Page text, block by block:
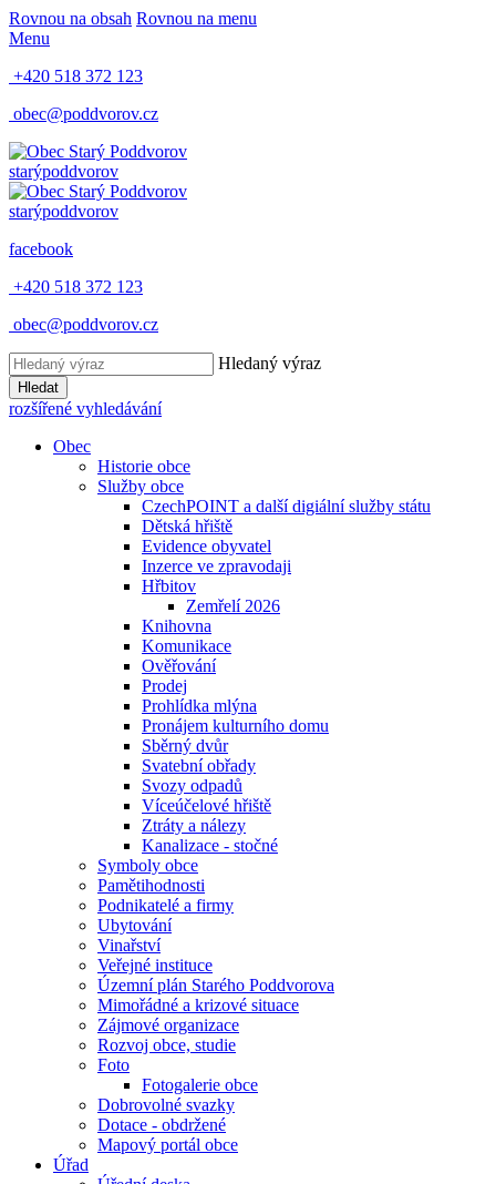
Rovnou na obsah Rovnou na menu
Menu
+420 518 372 123
obec@poddvorov.cz
starýpoddvorov
starýpoddvorov
facebook
+420 518 372 123
obec@poddvorov.cz
Hledaný výraz
Hledat
rozšířené vyhledávání
Obec
Historie obce
Služby obce
CzechPOINT a další digiální služby státu
Dětská hřiště
Evidence obyvatel
Inzerce ve zpravodaji
Hřbitov
Zemřelí 2026
Knihovna
Komunikace
Ověřování
Prodej
Prohlídka mlýna
Pronájem kulturního domu
Sběrný dvůr
Svatební obřady
Svozy odpadů
Víceúčelové hřiště
Ztráty a nálezy
Kanalizace - stočné
Symboly obce
Pamětihodnosti
Podnikatelé a firmy
Ubytování
Vinařství
Veřejné instituce
Územní plán Starého Poddvorova
Mimořádné a krizové situace
Zájmové organizace
Rozvoj obce, studie
Foto
Fotogalerie obce
Dobrovolné svazky
Dotace - obdržené
Mapový portál obce
Úřad